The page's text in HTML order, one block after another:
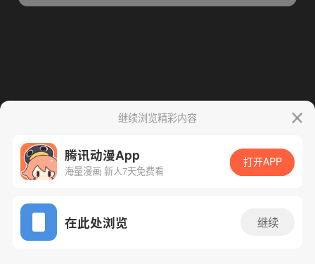
App免费看
继续浏览精彩内容
腾讯动漫App
海量漫画 新人7天免费看
打开APP
在此处浏览 继续